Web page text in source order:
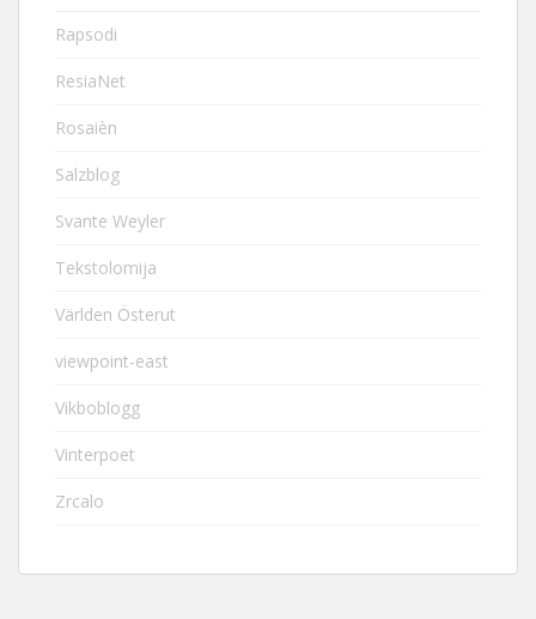
Rapsodi
ResiaNet
Rosaièn
Salzblog
Svante Weyler
Tekstolomija
Världen Österut
viewpoint-east
Vikboblogg
Vinterpoet
Zrcalo